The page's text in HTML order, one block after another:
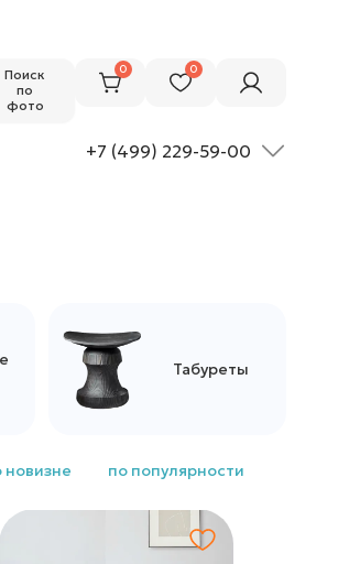
Поиск
по
фото
0 0
+7 (499) 229-59-00
Табуреты
новизне по популярности